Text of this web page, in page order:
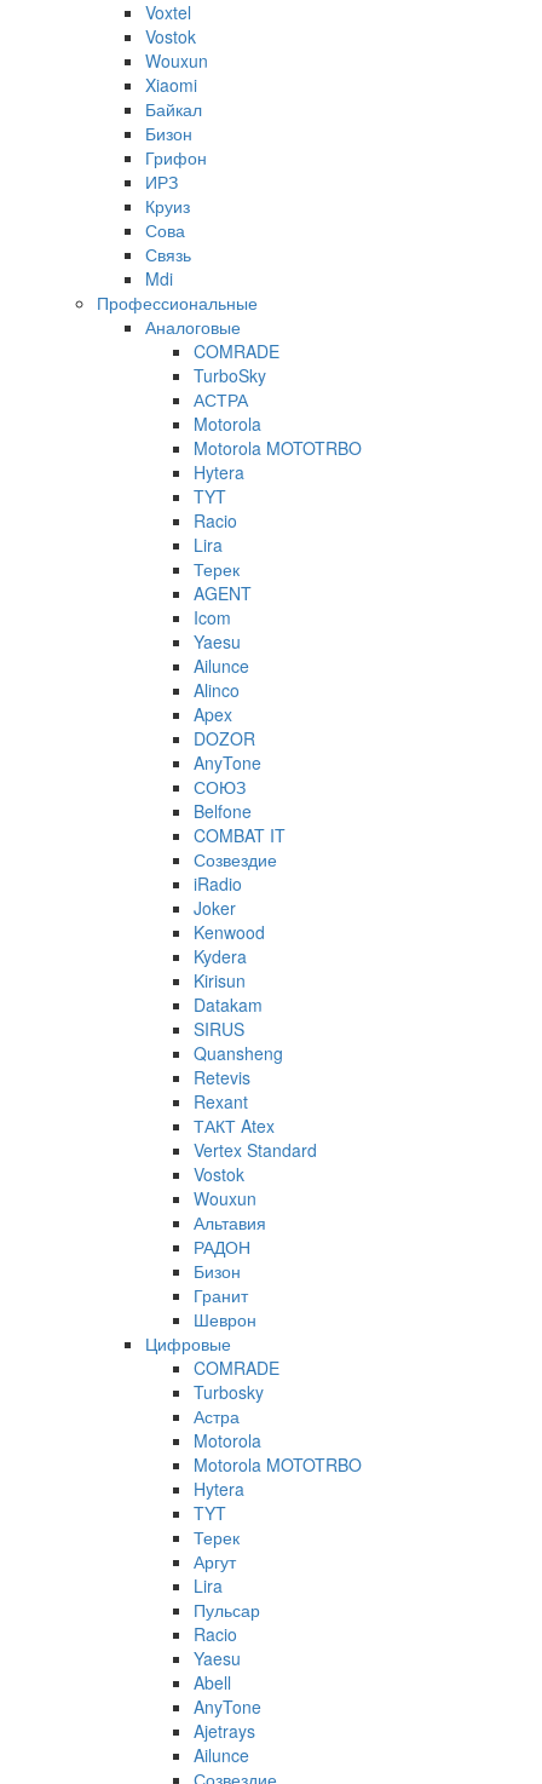
Voxtel
Vostok
Wouxun
Xiaomi
Байкал
Бизон
Грифон
ИРЗ
Круиз
Сова
Связь
Mdi
Профессиональные
Аналоговые
COMRADE
TurboSky
АСТРА
Motorola
Motorola MOTOTRBO
Hytera
TYT
Racio
Lira
Терек
AGENT
Icom
Yaesu
Ailunce
Alinco
Apex
DOZOR
AnyTone
СОЮЗ
Belfone
COMBAT IT
Созвездие
iRadio
Joker
Kenwood
Kydera
Kirisun
Datakam
SIRUS
Quansheng
Retevis
Rexant
ТАКТ Atex
Vertex Standard
Vostok
Wouxun
Альтавия
РАДОН
Бизон
Гранит
Шеврон
Цифровые
COMRADE
Turbosky
Астра
Motorola
Motorola MOTOTRBO
Hytera
TYT
Терек
Аргут
Lira
Пульсар
Racio
Yaesu
Abell
AnyTone
Ajetrays
Ailunce
Созвездие